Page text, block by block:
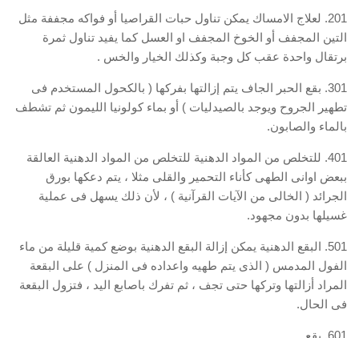
201. لعلاج الامساك يمكن تناول حبات القراصيا أو فواكه مجففة مثل
التين المجفف أو الخوخ المجفف او العسل كما يفيد تناول ثمرة
برتقال واحدة عقب كل وجبة وكذلك الخيار والخس .
301. بقع الحبر الجاف يتم إزالتها بفركها ( بالكحول المستخدم فى
تطهير الجروح ويوجد بالصيدليات ) أو بماء كولونيا الليمون ثم تشطف
بالماء والصابون.
401. للتخلص من المواد الدهنية للتخلص من المواد الدهنية العالقة
ببعض اوانى الطهى كأناء التحمير والقلى مثلا ، يتم دعكها بورق
الجرائد ( الخالى من الآيات القرآنية ) ، لأن ذلك يسهل فى عملية
غسيلها بدون مجهود.
501. البقع الدهنية يمكن إزالة البقع الدهنية بوضع كمية قليلة من ماء
الفول المدمس ( الذى يتم طهيه واعداده فى المنزل ) على البقعة
المراد أزالتها وتركها حتى تجف ، ثم تفرك باصابع اليد ، فتزول البقعة
فى الحال.
601. بقع